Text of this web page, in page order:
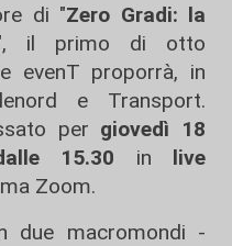
di "Zero Gradi: la
il primo di otto
evenT proporrà, in
e Transport.
per giovedì 18
15.30 in live
Zoom.
due macromondi -